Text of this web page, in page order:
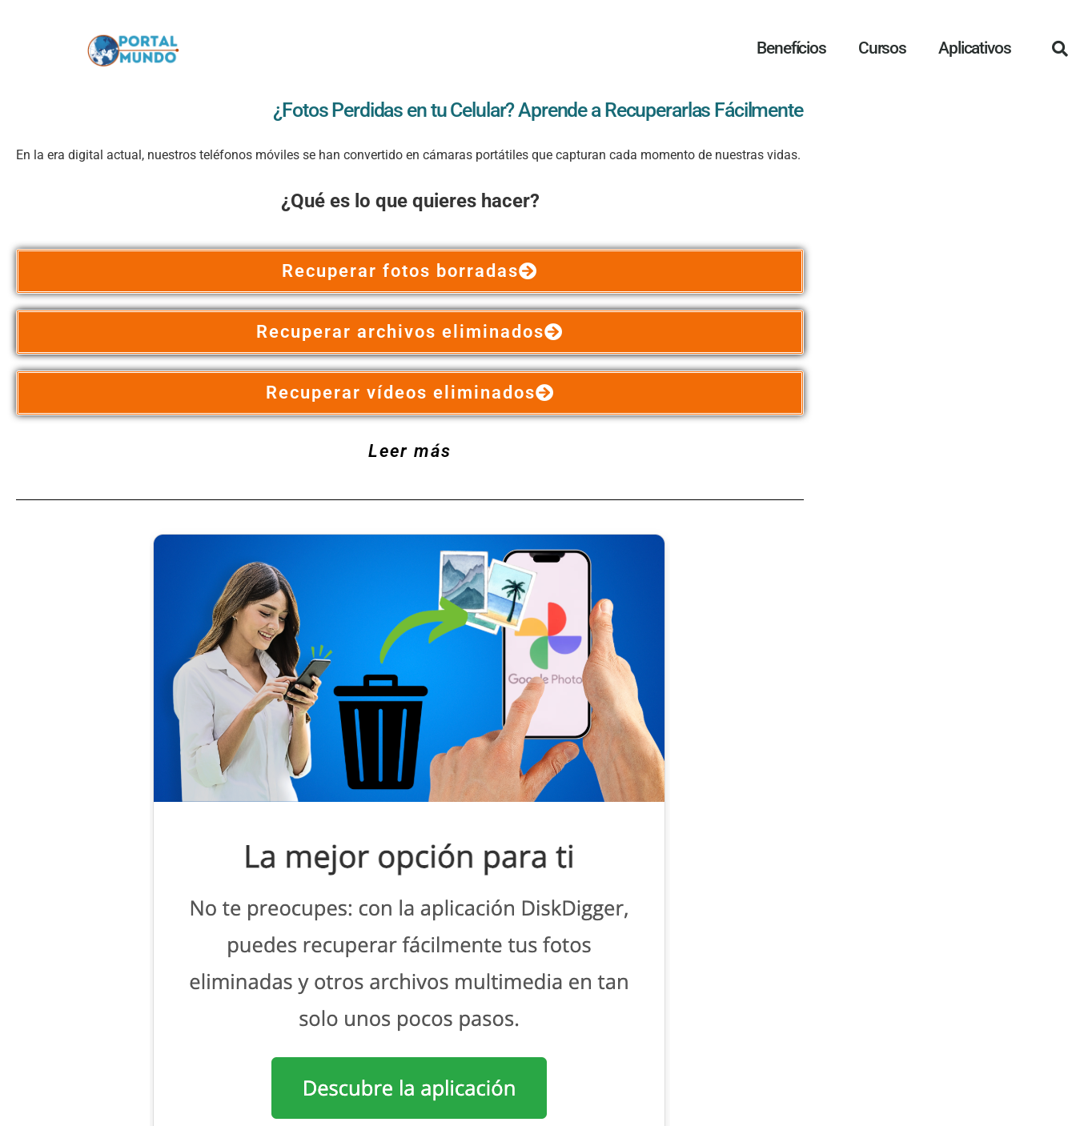
Benefícios Cursos Aplicativos
¿Fotos Perdidas en tu Celular? Aprende a Recuperarlas Fácilmente
En la era digital actual, nuestros teléfonos móviles se han convertido en cámaras portátiles que capturan cada momento de nuestras vidas.
¿Qué es lo que quieres hacer?
Recuperar fotos borradas
Recuperar archivos eliminados
Recuperar vídeos eliminados
Leer más